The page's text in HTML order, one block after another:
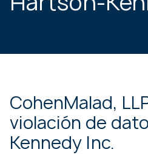
CohenMalad,
violación de
Kennedy Inc.